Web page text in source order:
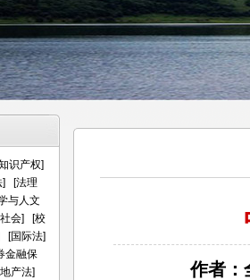
作者：
识产权]
] [法理
与人文
会] [校
[国际法]
金融保
产法]